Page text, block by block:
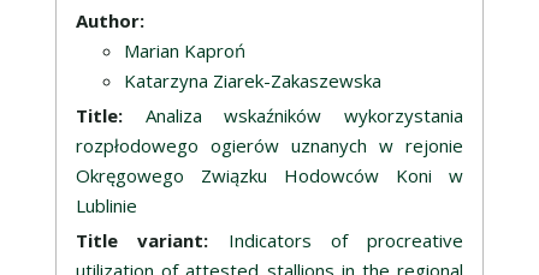
Description
Author:
Marian Kaproń
Katarzyna Ziarek-Zakaszewska
Title: Analiza wskaźników wykorzystania
rozpłodowego ogierów uznanych w rejonie
Okręgowego Związku Hodowców Koni w
Lublinie
Title variant: Indicators of procreative
utilization of attested stallions in the regional